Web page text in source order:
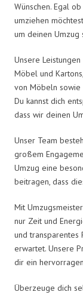
Wünschen. Egal
umziehen
um deinen
Unsere
Möbel und
von Möbeln sowie
Du kannst dich
dass wir deinen
Unser Team
großem
Umzug eine
beitragen, dass
Mit
nur Zeit und
und transparentes
erwartet. Unsere
dir ein
Überzeuge dich